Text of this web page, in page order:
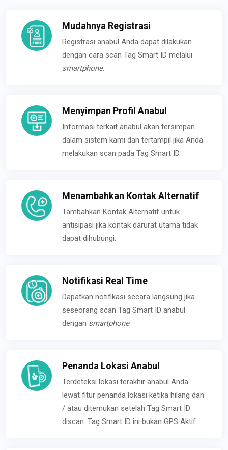
Mudahnya Registrasi
Registrasi anabul Anda dapat dilakukan
dengan cara scan Tag Smart ID melalui
smartphone.
Menyimpan Profil Anabul
Informasi terkait anabul akan tersimpan
dalam sistem kami dan tertampil jika Anda
melakukan scan pada Tag Smart ID.
Menambahkan Kontak Alternatif
Tambahkan Kontak Alternatif untuk
antisipasi jika kontak darurat utama tidak
dapat dihubungi.
Notifikasi Real Time
Dapatkan notifikasi secara langsung jika
seseorang scan Tag Smart ID anabul
dengan smartphone.
Penanda Lokasi Anabul
Terdeteksi lokasi terakhir anabul Anda
lewat fitur penanda lokasi ketika hilang dan
/ atau ditemukan setelah Tag Smart ID
discan. Tag Smart ID ini bukan GPS Aktif.